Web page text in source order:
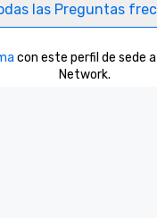
las Preguntas
con este perfil de sede
Network.